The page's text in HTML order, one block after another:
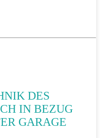
DES
IN BEZUG
GARAGE